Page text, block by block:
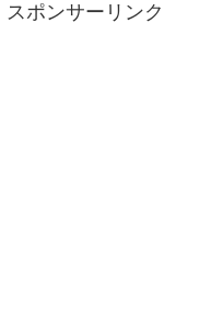
スポンサーリンク